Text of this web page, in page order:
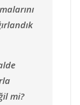
mi?